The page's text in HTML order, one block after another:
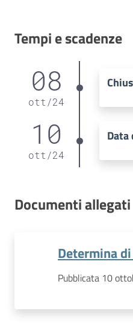
Tempi e scadenze
08
ott /24
10
ott /24
Documenti allegati
Determina
Pubblicata 10